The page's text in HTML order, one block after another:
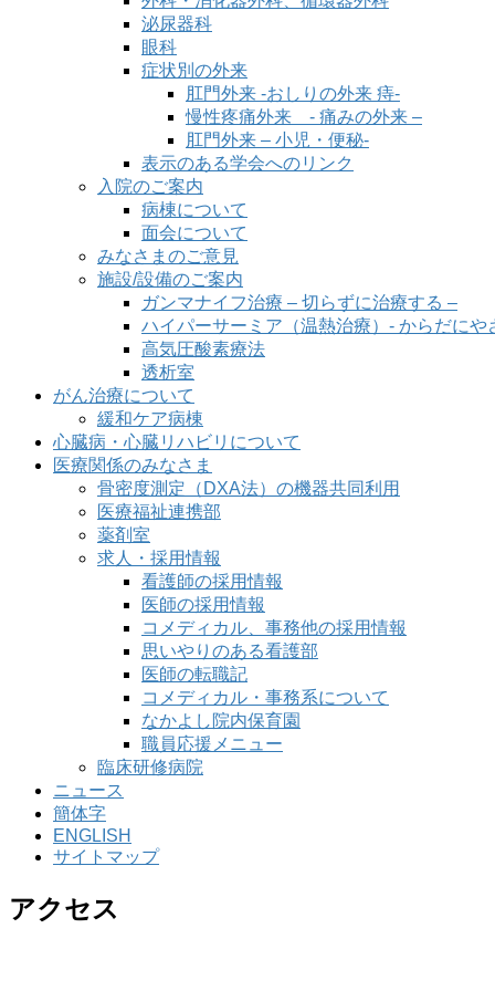
泌尿器科
眼科
症状別の外来
肛門外来 -おしりの外来 痔-
慢性疼痛外来 - 痛みの外来 –
肛門外来 – 小児・便秘-
表示のある学会へのリンク
入院のご案内
病棟について
面会について
みなさまのご意見
施設/設備のご案内
ガンマナイフ治療 – 切らずに治療する –
ハイパーサーミア（温熱治療）- からだにや
高気圧酸素療法
透析室
がん治療について
緩和ケア病棟
心臓病・心臓リハビリについて
医療関係のみなさま
骨密度測定（DXA法）の機器共同利用
医療福祉連携部
薬剤室
求人・採用情報
看護師の採用情報
医師の採用情報
コメディカル、事務他の採用情報
思いやりのある看護部
医師の転職記
コメディカル・事務系について
なかよし院内保育園
職員応援メニュー
臨床研修病院
ニュース
簡体字
ENGLISH
サイトマップ
アクセス